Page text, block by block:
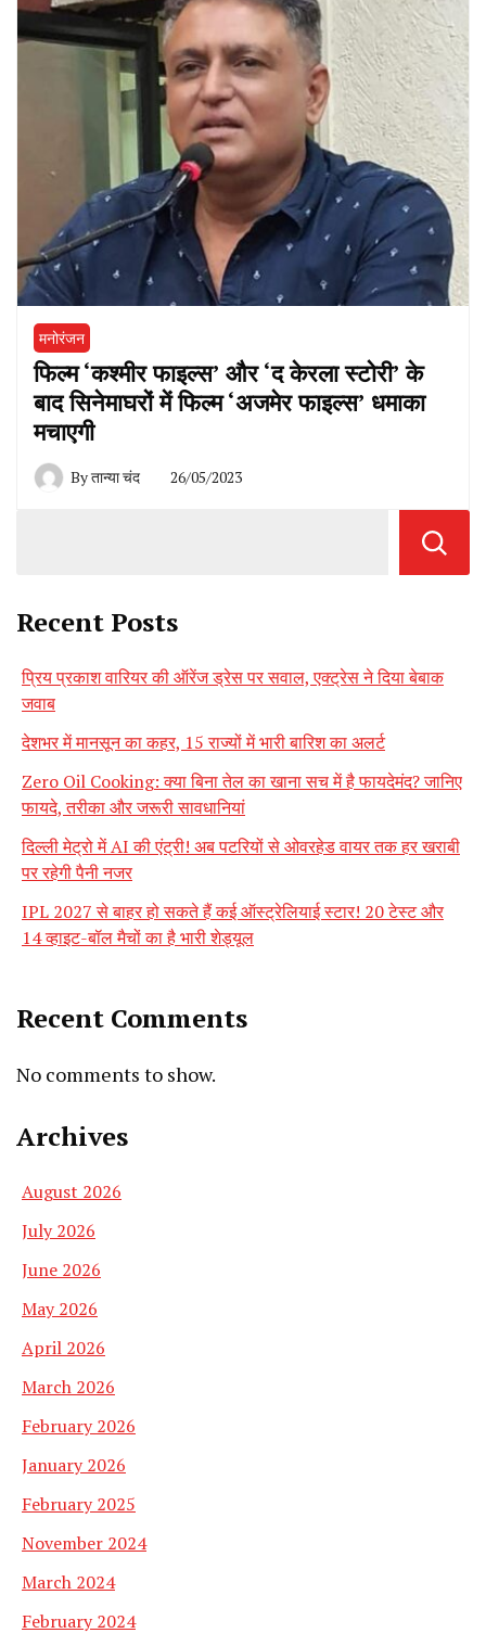
मनोरंजन
फिल्म ‘कश्मीर फाइल्स’ और ‘द केरला स्टोरी’ के
बाद सिनेमाघरों में फिल्म ‘अजमेर फाइल्स’ धमाका
मचाएगी
Byतान्या चंद 26/05/2023
Recent Posts
प्रिय प्रकाश वारियर की ऑरेंज ड्रेस पर सवाल, एक्ट्रेस ने दिया बेबाक
जवाब
देशभर में मानसून का कहर, 15 राज्यों में भारी बारिश का अलर्ट
Zero Oil Cooking: क्या बिना तेल का खाना सच में है फायदेमंद? जानिए
फायदे, तरीका और जरूरी सावधानियां
दिल्ली मेट्रो में AI की एंट्री! अब पटरियों से ओवरहेड वायर तक हर खराबी
पर रहेगी पैनी नजर
IPL 2027 से बाहर हो सकते हैं कई ऑस्ट्रेलियाई स्टार! 20 टेस्ट और
14 व्हाइट-बॉल मैचों का है भारी शेड्यूल
Recent Comments
No comments to show.
Archives
August 2026
July 2026
June 2026
May 2026
April 2026
March 2026
February 2026
January 2026
February 2025
November 2024
March 2024
February 2024